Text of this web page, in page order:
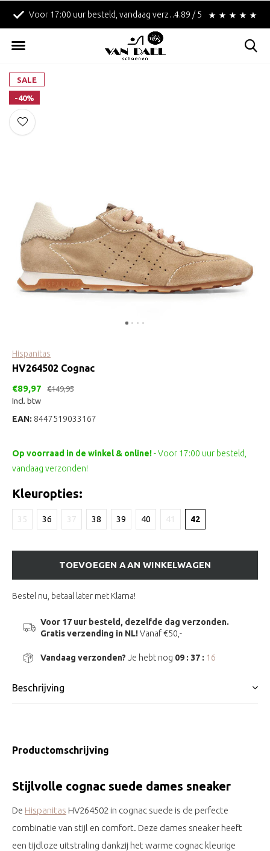
uur besteld, vandaag verzonden! Betaal achteraf met Klarna!
4.89 / 5
SALE
-40%
Hispanitas
HV264502 Cognac
€89,97
€149,95
Incl. btw
EAN: 8447519033167
Op voorraad in de winkel & online!- Voor 17:00 uur besteld,
vandaag verzonden!
Kleuropties:
35 36 37 38 39 40 41 42
TOEVOEGEN AAN WINKELWAGEN
Bestel nu, betaal later met Klarna!
Voor 17 uur besteld, dezelfde dag verzonden.
Gratis verzending in NL!Vanaf €50,-
Vandaag verzonden? Je hebt nog 09 : 37 : 15
Beschrijving
Productomschrijving
Stijlvolle cognac suede dames sneaker
De Hispanitas HV264502 in cognac suede is de perfecte
combinatie van stijl en comfort. Deze dames sneaker heeft
een tijdloze uitstraling dankzij het warme cognac kleurige